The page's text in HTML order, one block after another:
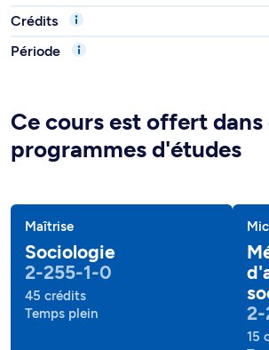
Crédits
Période
Ce cours est offert dans
programmes d'études
Maîtrise
Sociologie
2-255-1-0
45 crédits
Temps plein
15